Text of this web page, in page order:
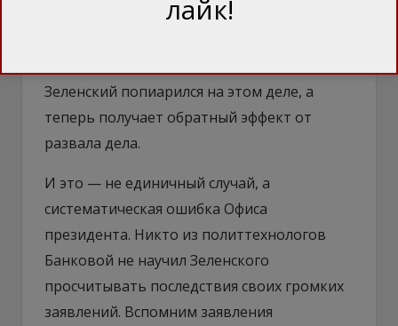
Короче, все это совсем не похоже на
Зеленский попиарился на этом деле, а
теперь получает обратный эффект от
развала дела.
И это — не единичный случай, а
систематическая ошибка Офиса
президента. Никто из политтехнологов
Банковой не научил Зеленского
просчитывать последствия своих громких
заявлений. Вспомним заявления
лайк!